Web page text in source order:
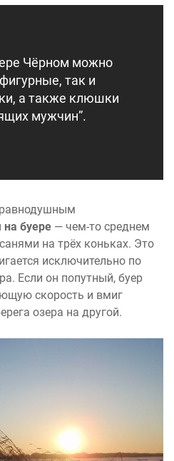
Чёрном можно
так и
а также клюшки
мужчин”.
равнодушным
на буере — чем-то среднем
на трёх коньках. Это
исключительно по
Если он попутный, буер
скорость и вмиг
озера на другой.